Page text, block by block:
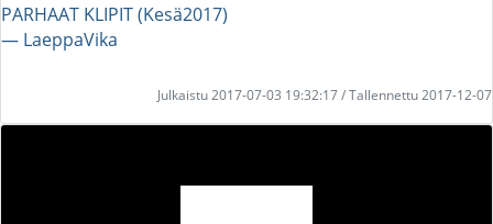
PARHAAT KLIPIT (Kesä2017)
― LaeppaVika
Julkaistu 2017-07-03 19:32:17 / Tallennettu 2017-12-07